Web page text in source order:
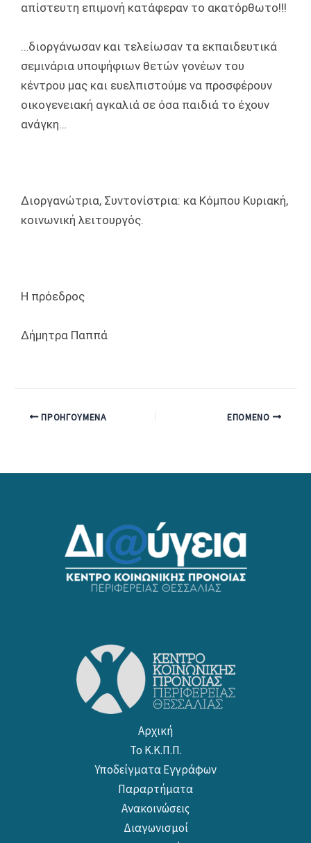
απίστευτη επιμονή κατάφεραν το ακατόρθωτο!!!
…διοργάνωσαν και τελείωσαν τα εκπαιδευτικά
σεμινάρια υποψήφιων θετών γονέων του
κέντρου μας και ευελπιστούμε να προσφέρουν
οικογενειακή αγκαλιά σε όσα παιδιά το έχουν
ανάγκη…
Διοργανώτρια, Συντονίστρια: κα Κόμπου Κυριακή,
κοινωνική λειτουργός.
Η πρόεδρος
Δήμητρα Παππά
ΠΡΟΗΓΟΎΜΕΝΑ ΕΠΌΜΕΝΟ
Αρχική
Το Κ.Κ.Π.Π.
Υποδείγματα Εγγράφων
Παραρτήματα
Ανακοινώσεις
Διαγωνισμοί